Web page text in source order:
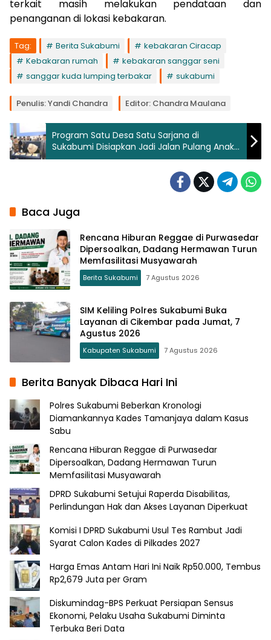
terkait masih melakukan pendataan dan
penanganan di lokasi kebakaran.
Tag: Berita Sukabumi
kebakaran Ciracap
Kebakaran rumah
kebakaran sanggar seni
sanggar kuda lumping terbakar
sukabumi
Penulis: Yandi Chandra Editor: Chandra Maulana
Program Satu Desa Satu Sarjana di
Sukabumi Disiapkan Jadi Jalan Pulang Anak
Muda Bangun Kampung
Baca Juga
Rencana Hiburan Reggae di Purwasedar
Dipersoalkan, Dadang Hermawan Turun
Memfasilitasi Musyawarah
Berita Sukabumi 7 Agustus 2026
SIM Keliling Polres Sukabumi Buka
Layanan di Cikembar pada Jumat, 7
Agustus 2026
Kabupaten Sukabumi 7 Agustus 2026
Berita Banyak Dibaca Hari Ini
Polres Sukabumi Beberkan Kronologi
Diamankannya Kades Tamanjaya dalam Kasus
Sabu
Rencana Hiburan Reggae di Purwasedar
Dipersoalkan, Dadang Hermawan Turun
Memfasilitasi Musyawarah
DPRD Sukabumi Setujui Raperda Disabilitas,
Perlindungan Hak dan Akses Layanan Diperkuat
Komisi I DPRD Sukabumi Usul Tes Rambut Jadi
Syarat Calon Kades di Pilkades 2027
Harga Emas Antam Hari Ini Naik Rp50.000, Tembus
Rp2,679 Juta per Gram
Diskumindag-BPS Perkuat Persiapan Sensus
Ekonomi, Pelaku Usaha Sukabumi Diminta
Terbuka Beri Data